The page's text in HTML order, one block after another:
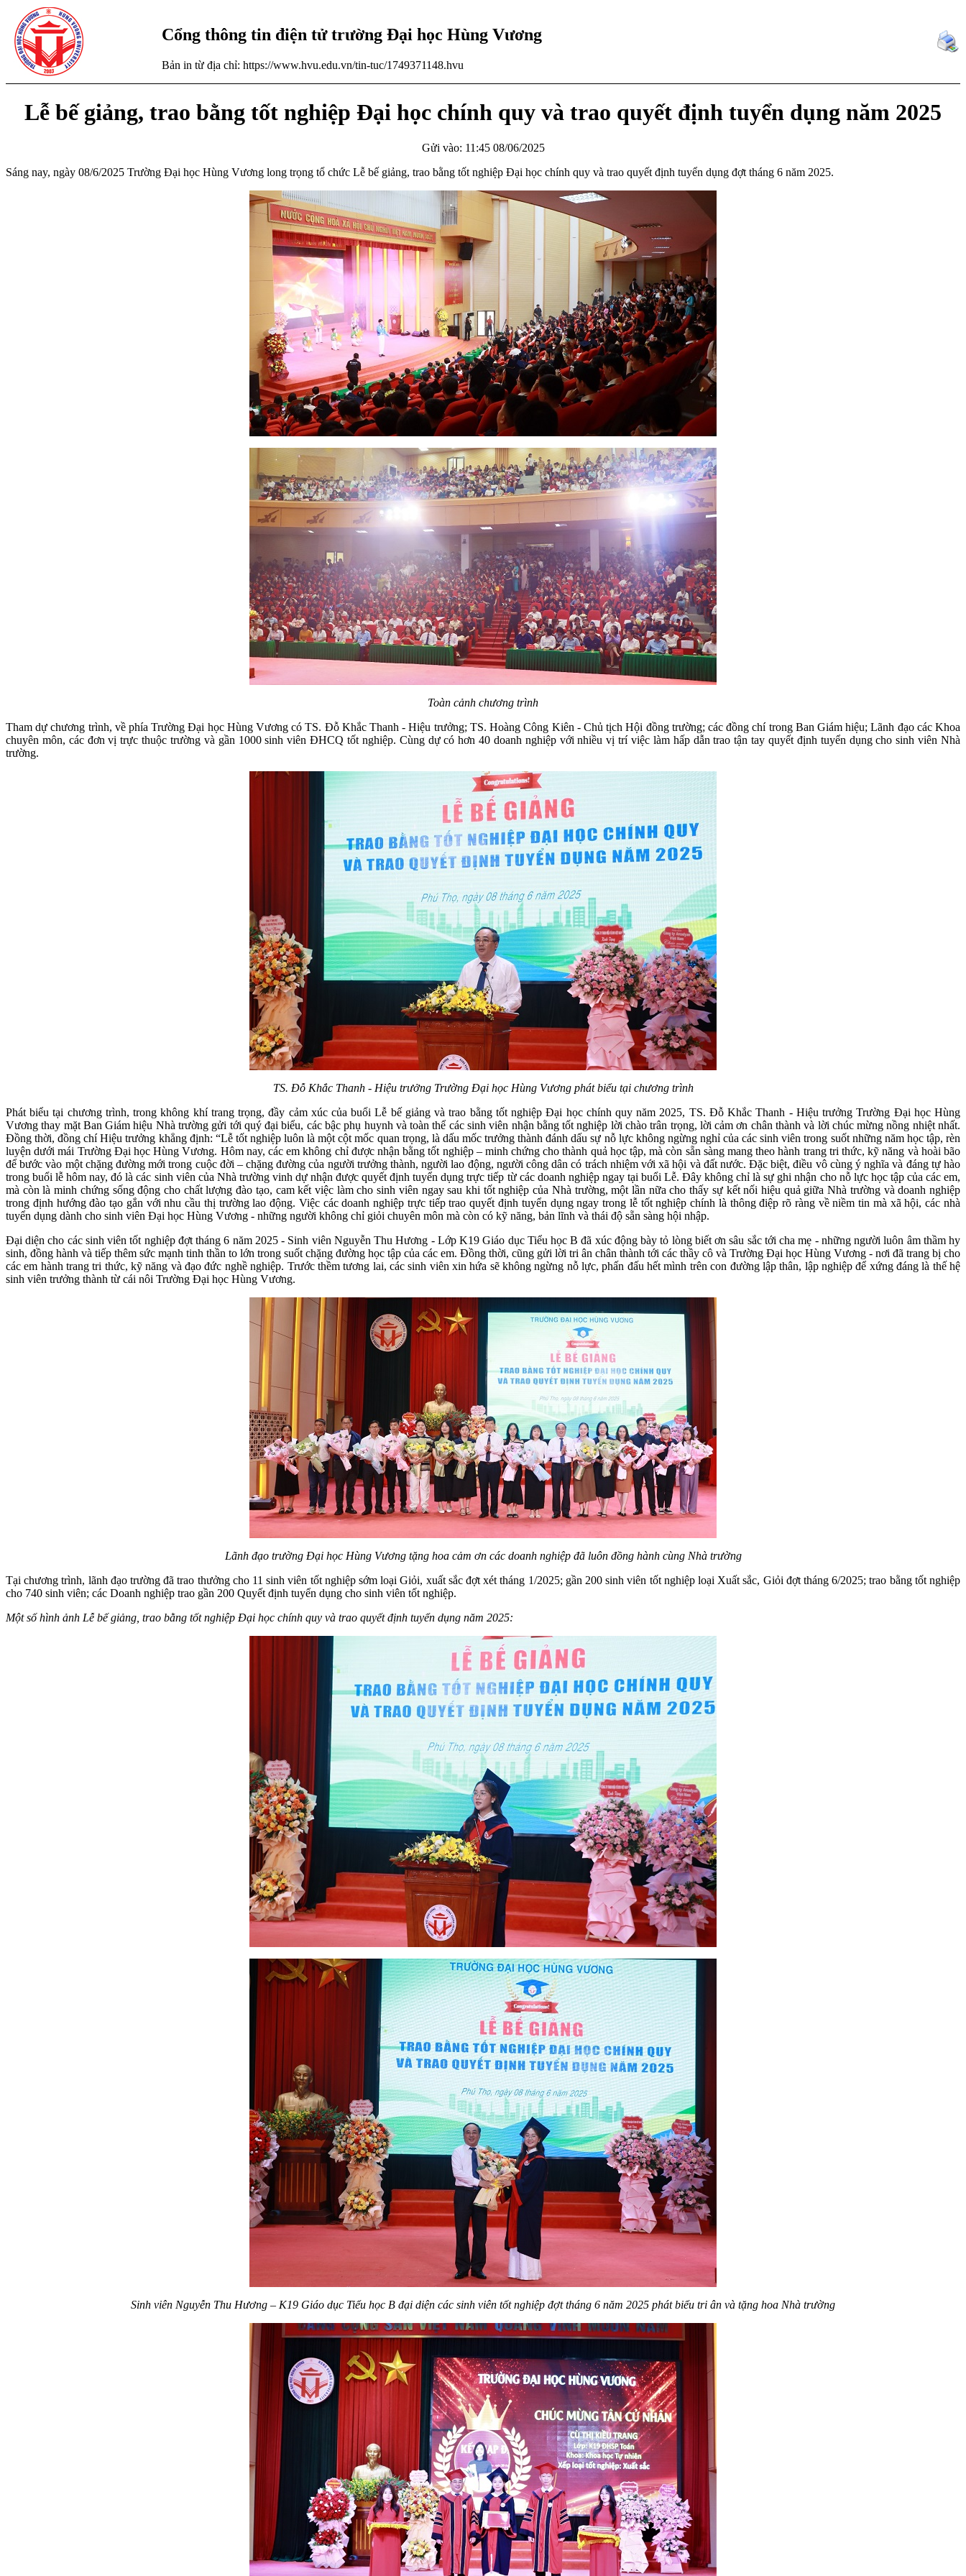
Cổng thông tin điện tử trường Đại học Hùng Vương
Bản in từ địa chỉ: https://www.hvu.edu.vn/tin-tuc/1749371148.hvu
Lễ bế giảng, trao bằng tốt nghiệp Đại học chính quy và trao quyết định tuyển dụng năm 2025
Gửi vào: 11:45 08/06/2025
Sáng nay, ngày 08/6/2025 Trường Đại học Hùng Vương long trọng tổ chức Lễ bế giảng, trao bằng tốt nghiệp Đại học chính quy và trao quyết định tuyển dụng đợt tháng 6 năm 2025.
Toàn cảnh chương trình
Tham dự chương trình, về phía Trường Đại học Hùng Vương có TS. Đỗ Khắc Thanh - Hiệu trưởng; TS. Hoàng Công Kiên - Chủ tịch Hội đồng trường; các đồng chí trong Ban Giám hiệu; Lãnh đạo các Khoa
chuyên môn, các đơn vị trực thuộc trường và gần 1000 sinh viên ĐHCQ tốt nghiệp. Cùng dự có hơn 40 doanh nghiệp với nhiều vị trí việc làm hấp dẫn trao tận tay quyết định tuyển dụng cho sinh viên Nhà
trường.
TS. Đỗ Khắc Thanh - Hiệu trưởng Trường Đại học Hùng Vương phát biểu tại chương trình
Phát biểu tại chương trình, trong không khí trang trọng, đầy cảm xúc của buổi Lễ bế giảng và trao bằng tốt nghiệp Đại học chính quy năm 2025, TS. Đỗ Khắc Thanh - Hiệu trưởng Trường Đại học Hùng
Vương thay mặt Ban Giám hiệu Nhà trường gửi tới quý đại biểu, các bậc phụ huynh và toàn thể các sinh viên nhận bằng tốt nghiệp lời chào trân trọng, lời cảm ơn chân thành và lời chúc mừng nồng nhiệt nhất.
Đồng thời, đồng chí Hiệu trưởng khẳng định: “Lễ tốt nghiệp luôn là một cột mốc quan trọng, là dấu mốc trưởng thành đánh dấu sự nỗ lực không ngừng nghỉ của các sinh viên trong suốt những năm học tập, rèn
luyện dưới mái Trường Đại học Hùng Vương. Hôm nay, các em không chỉ được nhận bằng tốt nghiệp – minh chứng cho thành quả học tập, mà còn sẵn sàng mang theo hành trang tri thức, kỹ năng và hoài bão
để bước vào một chặng đường mới trong cuộc đời – chặng đường của người trưởng thành, người lao động, người công dân có trách nhiệm với xã hội và đất nước. Đặc biệt, điều vô cùng ý nghĩa và đáng tự hào
trong buổi lễ hôm nay, đó là các sinh viên của Nhà trường vinh dự nhận được quyết định tuyển dụng trực tiếp từ các doanh nghiệp ngay tại buổi Lễ. Đây không chỉ là sự ghi nhận cho nỗ lực học tập của các em,
mà còn là minh chứng sống động cho chất lượng đào tạo, cam kết việc làm cho sinh viên ngay sau khi tốt nghiệp của Nhà trường, một lần nữa cho thấy sự kết nối hiệu quả giữa Nhà trường và doanh nghiệp
trong định hướng đào tạo gắn với nhu cầu thị trường lao động. Việc các doanh nghiệp trực tiếp trao quyết định tuyển dụng ngay trong lễ tốt nghiệp chính là thông điệp rõ ràng về niềm tin mà xã hội, các nhà
tuyển dụng dành cho sinh viên Đại học Hùng Vương - những người không chỉ giỏi chuyên môn mà còn có kỹ năng, bản lĩnh và thái độ sẵn sàng hội nhập.
Đại diện cho các sinh viên tốt nghiệp đợt tháng 6 năm 2025 - Sinh viên Nguyễn Thu Hương - Lớp K19 Giáo dục Tiểu học B đã xúc động bày tỏ lòng biết ơn sâu sắc tới cha mẹ - những người luôn âm thầm hy
sinh, đồng hành và tiếp thêm sức mạnh tinh thần to lớn trong suốt chặng đường học tập của các em. Đồng thời, cũng gửi lời tri ân chân thành tới các thầy cô và Trường Đại học Hùng Vương - nơi đã trang bị cho
các em hành trang tri thức, kỹ năng và đạo đức nghề nghiệp. Trước thềm tương lai, các sinh viên xin hứa sẽ không ngừng nỗ lực, phấn đấu hết mình trên con đường lập thân, lập nghiệp để xứng đáng là thế hệ
sinh viên trưởng thành từ cái nôi Trường Đại học Hùng Vương.
Lãnh đạo trường Đại học Hùng Vương tặng hoa cảm ơn các doanh nghiệp đã luôn đồng hành cùng Nhà trường
Tại chương trình, lãnh đạo trường đã trao thưởng cho 11 sinh viên tốt nghiệp sớm loại Giỏi, xuất sắc đợt xét tháng 1/2025; gần 200 sinh viên tốt nghiệp loại Xuất sắc, Giỏi đợt tháng 6/2025; trao bằng tốt nghiệp
cho 740 sinh viên; các Doanh nghiệp trao gần 200 Quyết định tuyển dụng cho sinh viên tốt nghiệp.
Một số hình ảnh Lễ bế giảng, trao bằng tốt nghiệp Đại học chính quy và trao quyết định tuyển dụng năm 2025:
Sinh viên Nguyễn Thu Hương – K19 Giáo dục Tiểu học B đại diện các sinh viên tốt nghiệp đợt tháng 6 năm 2025 phát biểu tri ân và tặng hoa Nhà trường